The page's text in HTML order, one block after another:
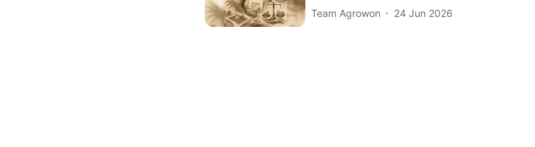
Team Agrowon 24 Jun 2026